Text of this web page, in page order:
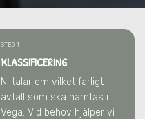
STEG 1
KLASSIFICERING
Ni talar om vilket farligt
avfall som ska hämtas i
Vega. Vid behov hjälper vi